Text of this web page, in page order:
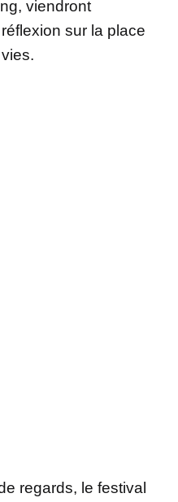
viendront
sur la place
regards, le festival